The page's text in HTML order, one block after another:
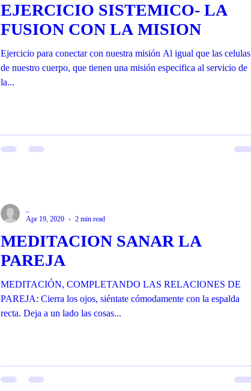
EJERCICIO SISTEMICO- LA
FUSION CON LA MISION
Ejercicio para conectar con nuestra misión Al igual que las celulas
de nuestro cuerpo, que tienen una misión especifica al servicio de
la...
MEDITACION SANAR LA
PAREJA
MEDITACIÓN, COMPLETANDO LAS RELACIONES DE
PAREJA: Cierra los ojos, siéntate cómodamente con la espalda
recta. Deja a un lado las cosas...
Apr 19, 2020
2 min read